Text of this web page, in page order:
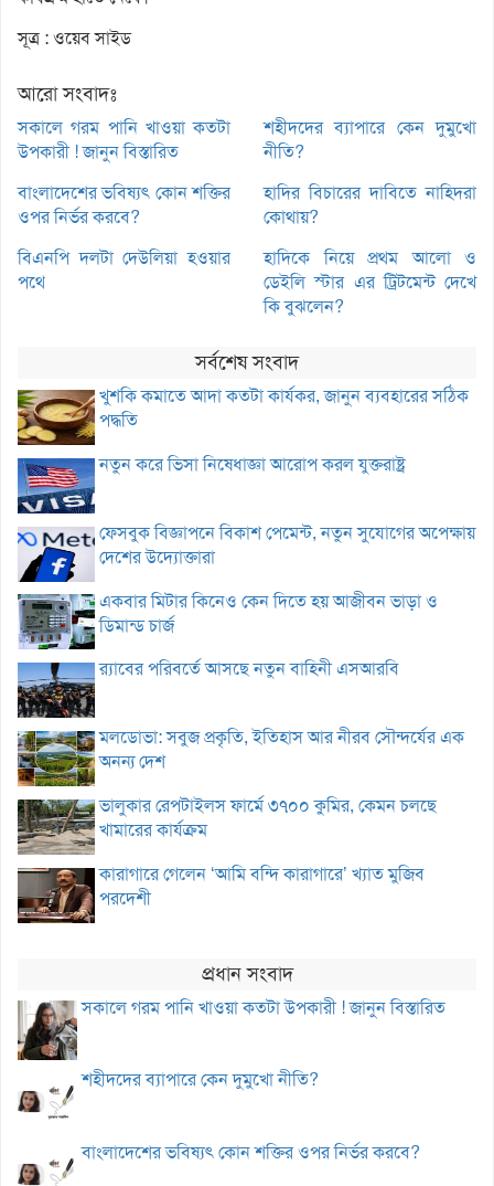
সূত্র : ওয়েব সাইড
আরো সংবাদঃ
সকালে গরম পানি খাওয়া কতটা
উপকারী ! জানুন বিস্তারিত
শহীদদের ব্যাপারে কেন দুমুখো
নীতি?
বাংলাদেশের ভবিষ্যৎ কোন শক্তির
ওপর নির্ভর করবে?
হাদির বিচারের দাবিতে নাহিদরা
কোথায়?
বিএনপি দলটা দেউলিয়া হওয়ার
পথে
হাদিকে নিয়ে প্রথম আলো ও
ডেইলি স্টার এর ট্রিটমেন্ট দেখে
কি বুঝলেন?
সর্বশেষ সংবাদ
খুশকি কমাতে আদা কতটা কার্যকর, জানুন ব্যবহারের সঠিক
পদ্ধতি
নতুন করে ভিসা নিষেধাজ্ঞা আরোপ করল যুক্তরাষ্ট্র
ফেসবুক বিজ্ঞাপনে বিকাশ পেমেন্ট, নতুন সুযোগের অপেক্ষায়
দেশের উদ্যোক্তারা
একবার মিটার কিনেও কেন দিতে হয় আজীবন ভাড়া ও
ডিমান্ড চার্জ
র‌্যাবের পরিবর্তে আসছে নতুন বাহিনী এসআরবি
মলডোভা: সবুজ প্রকৃতি, ইতিহাস আর নীরব সৌন্দর্যের এক
অনন্য দেশ
ভালুকার রেপটাইলস ফার্মে ৩৭০০ কুমির, কেমন চলছে
খামারের কার্যক্রম
কারাগারে গেলেন ‘আমি বন্দি কারাগারে’ খ্যাত মুজিব
পরদেশী
প্রধান সংবাদ
সকালে গরম পানি খাওয়া কতটা উপকারী ! জানুন বিস্তারিত
শহীদদের ব্যাপারে কেন দুমুখো নীতি?
বাংলাদেশের ভবিষ্যৎ কোন শক্তির ওপর নির্ভর করবে?